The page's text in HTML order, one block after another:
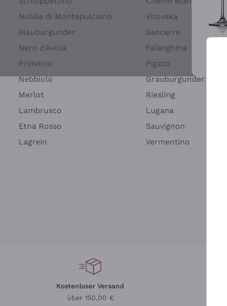
Nobile di Montepulciano
Blauburgunder
Nero d'Avola
Primitivo
Nebbiolo
Merlot
Lambrusco
Etna Rosso
Lagrein
Vitovska
Sancerre
Falanghina
Pigato
Grauburgunder
Riesling
Lugana
Sauvignon
Vermentino
Kostenloser Versand
über 150,00 €